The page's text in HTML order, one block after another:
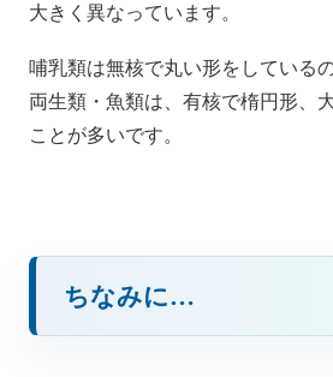
大きく異なっています。
哺乳類は無核で丸い形をしている
両生類・魚類は、有核で楕円形、
ことが多いです。
ちなみに…